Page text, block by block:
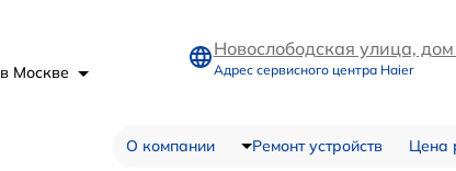
в Москве
Новослободская улица,
Адрес сервисного центра Haier
О компании Ремонт устройств Цена